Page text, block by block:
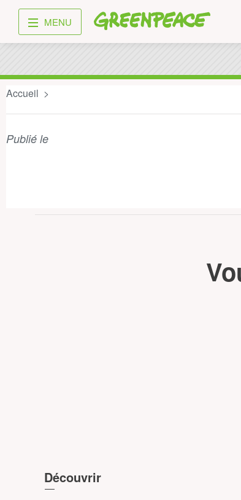
Greenpeace
MENU
Accueil
Publié le
Découvrir